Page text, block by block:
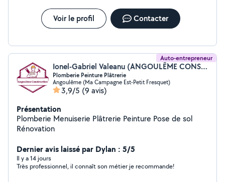
Voir le profil Contacter
Auto-entrepreneur
Ionel-Gabriel Valeanu (ANGOULÊME CONSTRUCTION)
Plomberie Peinture Plâtrerie
Angoulême (Ma Campagne Est-Petit Fresquet)
3,9/5 (9 avis)
Présentation
Plomberie Menuiserie Plâtrerie Peinture Pose de sol
Rénovation
Dernier avis laissé par Dylan : 5/5
Il y a 14 jours
Très professionnel, il connaît son métier je recommande!